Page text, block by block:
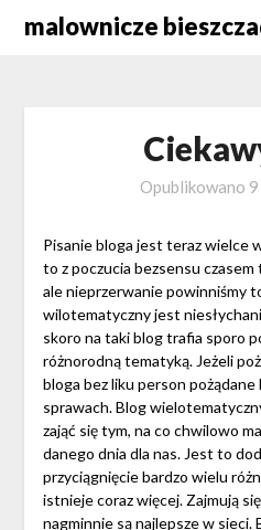
malownicze
Opublikowano
Pisanie bloga jest teraz wielce
to z poczucia bezsensu czasem
ale nieprzerwanie powinniśmy
wilotematyczny jest
skoro na taki blog trafia sporo
różnorodną tematyką. Jeżeli
bloga bez liku person
sprawach. Blog
zająć się tym, na co chwilowo
danego dnia dla nas. Jest to
przyciągnięcie bardzo wielu
istnieje coraz więcej. Zajmują
nagminnie są najlepsze w